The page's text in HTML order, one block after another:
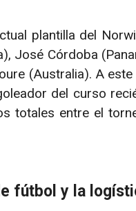
plantilla del
José Córdoba
(Australia). A
del curso
totales entre el
fútbol y la